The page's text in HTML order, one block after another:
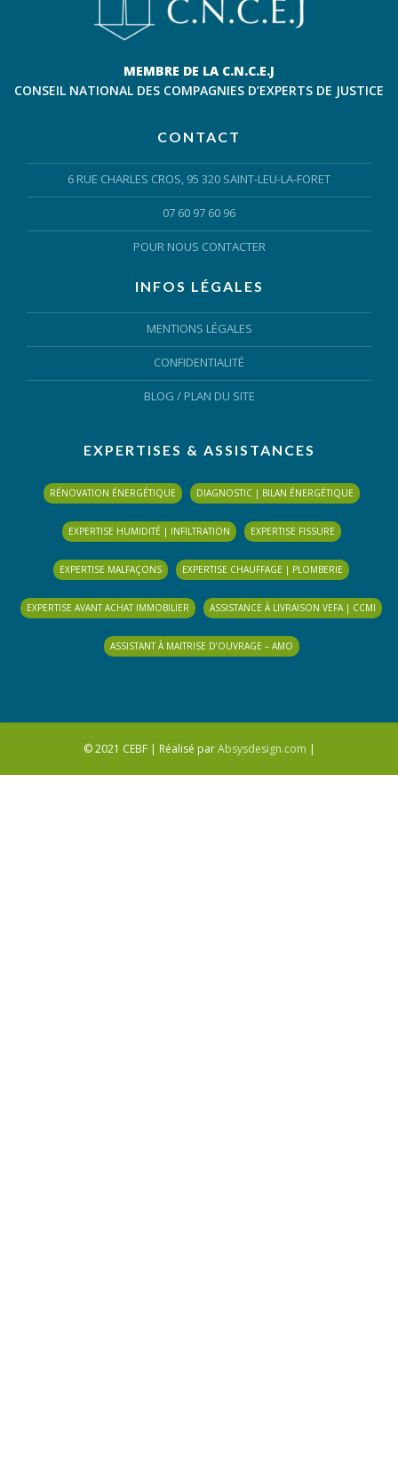
MEMBRE DE LA C.N.C.E.J
CONSEIL NATIONAL DES COMPAGNIES D’EXPERTS DE JUSTICE
CONTACT
6 RUE CHARLES CROS, 95 320 SAINT-LEU-LA-FORET
07 60 97 60 96
POUR NOUS CONTACTER
INFOS LÉGALES
MENTIONS LÉGALES
CONFIDENTIALITÉ
BLOG / PLAN DU SITE
EXPERTISES & ASSISTANCES
RÉNOVATION ÉNERGÉTIQUE DIAGNOSTIC | BILAN ÉNERGÉTIQUE
EXPERTISE HUMIDITÉ | INFILTRATION EXPERTISE FISSURE
EXPERTISE MALFAÇONS EXPERTISE CHAUFFAGE | PLOMBERIE
EXPERTISE AVANT ACHAT IMMOBILIER ASSISTANCE À LIVRAISON VEFA | CCMI
ASSISTANT À MAITRISE D’OUVRAGE – AMO
© 2021 CEBF | Réalisé parAbsysdesign.com |